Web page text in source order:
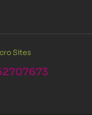
Sites